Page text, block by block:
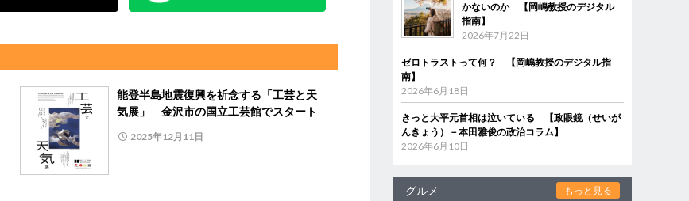
能登半島地震復興を祈念する「工芸と天
気展」 金沢市の国立工芸館でスタート
2025年12月11日
かないのか 【岡嶋教授のデジタル
指南】
2026年7月22日
ゼロトラストって何？ 【岡嶋教授のデジタル指
南】
2026年6月18日
きっと大平元首相は泣いている 【政眼鏡（せいが
んきょう）－本田雅俊の政治コラム】
2026年6月10日
グルメ もっと見る